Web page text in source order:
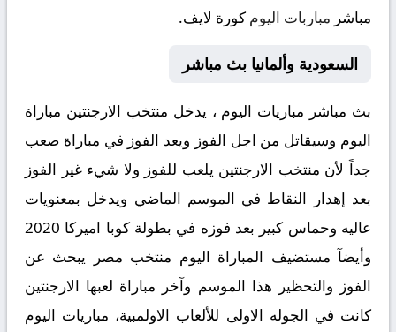
مباشر مباربات اليوم كورة لايف.
السعودية وألمانيا بث مباشر
بث مباشر مباريات اليوم ، يدخل منتخب الارجنتين مباراة
اليوم وسيقاتل من اجل الفوز ويعد الفوز في مباراة صعب
جداً لأن منتخب الارجنتين يلعب للفوز ولا شيء غير الفوز
بعد إهدار النقاط في الموسم الماضي ويدخل بمعنويات
عاليه وحماس كبير بعد فوزه في بطولة كوبا اميركا 2020
وأيضآ مستضيف المباراة اليوم منتخب مصر يبحث عن
الفوز والتحظير هذا الموسم وآخر مباراة لعبها الارجنتين
كانت في الجوله الاولى للألعاب الاولمبية، مباريات اليوم